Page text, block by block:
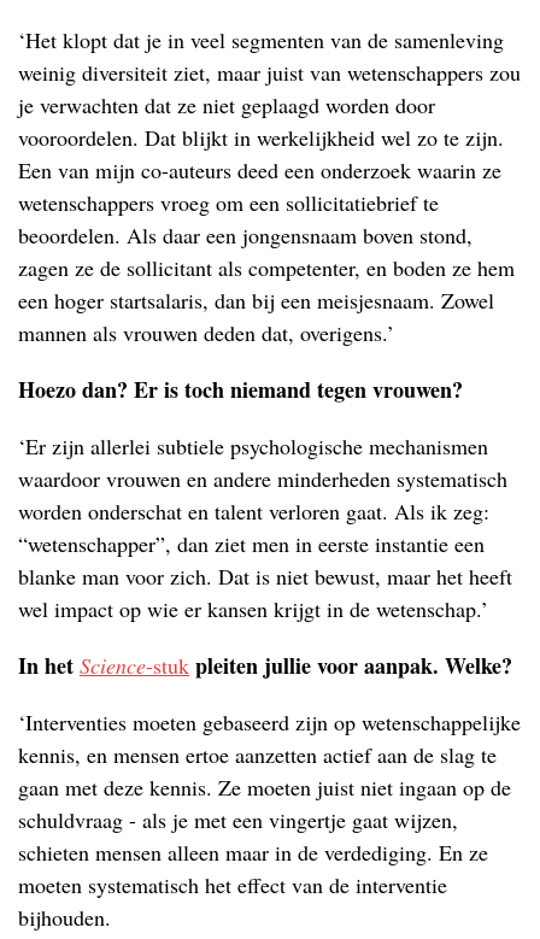
‘Het klopt dat je in veel segmenten van de samenleving
weinig diversiteit ziet, maar juist van wetenschappers zou
je verwachten dat ze niet geplaagd worden door
vooroordelen. Dat blijkt in werkelijkheid wel zo te zijn.
Een van mijn co-auteurs deed een onderzoek waarin ze
wetenschappers vroeg om een sollicitatiebrief te
beoordelen. Als daar een jongensnaam boven stond,
zagen ze de sollicitant als competenter, en boden ze hem
een hoger startsalaris, dan bij een meisjesnaam. Zowel
mannen als vrouwen deden dat, overigens.’
Hoezo dan? Er is toch niemand tegen vrouwen?
‘Er zijn allerlei subtiele psychologische mechanismen
waardoor vrouwen en andere minderheden systematisch
worden onderschat en talent verloren gaat. Als ik zeg:
“wetenschapper”, dan ziet men in eerste instantie een
blanke man voor zich. Dat is niet bewust, maar het heeft
wel impact op wie er kansen krijgt in de wetenschap.’
In het Science-stuk pleiten jullie voor aanpak. Welke?
‘Interventies moeten gebaseerd zijn op wetenschappelijke
kennis, en mensen ertoe aanzetten actief aan de slag te
gaan met deze kennis. Ze moeten juist niet ingaan op de
schuldvraag - als je met een vingertje gaat wijzen,
schieten mensen alleen maar in de verdediging. En ze
moeten systematisch het effect van de interventie
bijhouden.